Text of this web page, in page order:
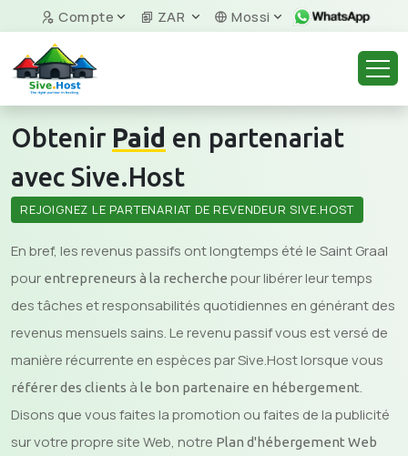
Compte ZAR Mossi
Obtenir Paid en partenariat
avec Sive.Host
REJOIGNEZ LE PARTENARIAT DE REVENDEUR SIVE.HOST
En bref, les revenus passifs ont longtemps été le Saint Graal
pour entrepreneurs à la recherche pour libérer leur temps
des tâches et responsabilités quotidiennes en générant des
revenus mensuels sains. Le revenu passif vous est versé de
manière récurrente en espèces par Sive.Host lorsque vous
référer des clients à le bon partenaire en hébergement.
Disons que vous faites la promotion ou faites de la publicité
sur votre propre site Web, notre Plan d'hébergement Web